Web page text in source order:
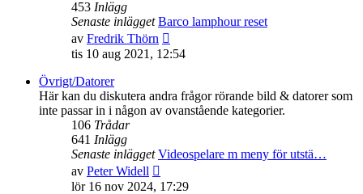
453 Inlägg
Senaste inlägget Barco lamphour reset
av Fredrik Thörn
till
inlägget
tis 10 aug 2021, 12:54
Övrigt/Datorer
Här kan du diskutera andra frågor rörande bild & datorer som
inte passar in i någon av ovanstående kategorier.
106 Trådar
641 Inlägg
Senaste inlägget Videospelare m meny för utstä…
av Peter Widell
till
lör 16 nov 2024, 17:29